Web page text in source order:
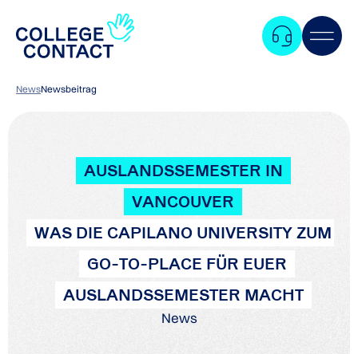
NewsNewsbeitrag
AUSLANDSSEMESTER IN
VANCOUVER
WAS DIE CAPILANO UNIVERSITY ZUM
GO-TO-PLACE FÜR EUER
AUSLANDSSEMESTER MACHT
News